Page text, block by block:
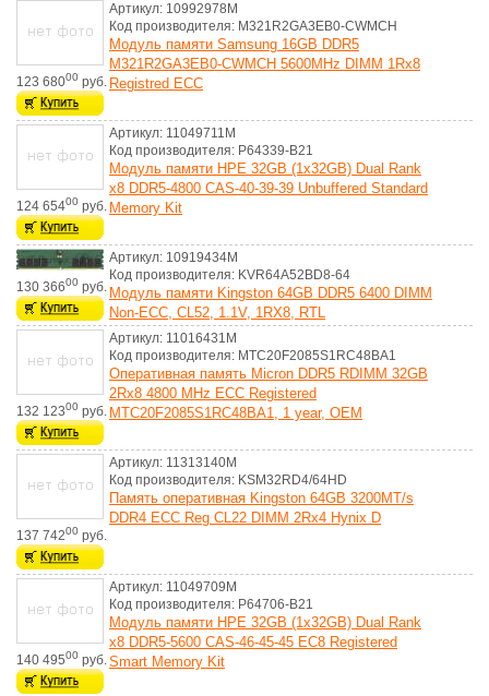
123 68000 руб.
Артикул: 10992978M
Код производителя: M321R2GA3EB0-CWMCH
Модуль памяти Samsung 16GB DDR5
M321R2GA3EB0-CWMCH 5600MHz DIMM 1Rx8
Registred ECC
124 65400 руб.
Артикул: 11049711M
Код производителя: P64339-B21
Модуль памяти HPE 32GB (1x32GB) Dual Rank
x8 DDR5-4800 CAS-40-39-39 Unbuffered Standard
Memory Kit
130 36600 руб.
Артикул: 10919434M
Код производителя: KVR64A52BD8-64
Модуль памяти Kingston 64GB DDR5 6400 DIMM
Non-ECC, CL52, 1.1V, 1RX8, RTL
132 12300 руб.
Артикул: 11016431M
Код производителя: MTC20F2085S1RC48BA1
Оперативная память Micron DDR5 RDIMM 32GB
2Rx8 4800 MHz ECC Registered
MTC20F2085S1RC48BA1, 1 year, OEM
137 74200 руб.
Артикул: 11313140M
Код производителя: KSM32RD4/64HD
Память оперативная Kingston 64GB 3200MT/s
DDR4 ECC Reg CL22 DIMM 2Rx4 Hynix D
140 49500 руб.
Артикул: 11049709M
Код производителя: P64706-B21
Модуль памяти HPE 32GB (1x32GB) Dual Rank
x8 DDR5-5600 CAS-46-45-45 EC8 Registered
Smart Memory Kit